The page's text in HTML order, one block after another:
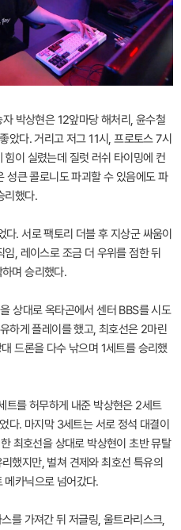
박상현은 12앞마당 해처리, 윤수철
았다. 거리고 저그 11시, 프로토스 7시
이 실렸는데 질럿 러쉬 타이밍에 컨
성큰 콜로니도 파괴할 수 있음에도 파
리했다.
. 서로 팩토리 더블 후 지상군 싸움이
, 레이스로 조금 더 우위를 점한 뒤
며 승리했다.
상대로 옥타곤에서 센터 BBS를 시도
하게 플레이를 했고, 최호선은 2마린
드론을 다수 낚으며 1세트를 승리했
트를 허무하게 내준 박상현은 2세트
다. 마지막 3세트는 서로 정석 대결이
최호선을 상대로 박상현이 초반 뮤탈
했지만, 벌쳐 견제와 최호선 특유의
메카닉으로 넘어갔다.
를 가져간 뒤 저글링, 울트라리스크,